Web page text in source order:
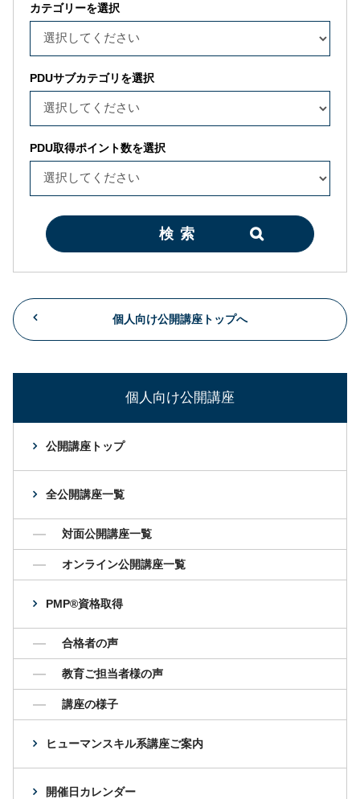
カテゴリーを選択
PDUサブカテゴリを選択
PDU取得ポイント数を選択
検索
個人向け公開講座トップへ
個人向け公開講座
公開講座トップ
全公開講座一覧
対面公開講座一覧
オンライン公開講座一覧
PMP®資格取得
合格者の声
教育ご担当者様の声
講座の様子
ヒューマンスキル系講座ご案内
開催日カレンダー